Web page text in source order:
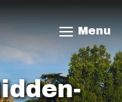
Menu